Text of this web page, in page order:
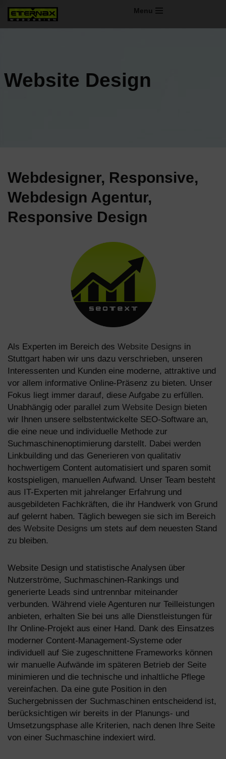
Zum
Menu
Website Design
Webdesigner, Responsive,
Webdesign Agentur,
Responsive Design
Als Experten im Bereich des Website Designs in
Stuttgart haben wir uns dazu verschrieben, unseren
Interessenten und Kunden eine moderne, attraktive und
vor allem informative Online-Präsenz zu bieten. Unser
Fokus liegt immer darauf, diese Aufgabe zu erfüllen.
Unabhängig oder parallel zum Website Design bieten
wir Ihnen unsere selbstentwickelte SEO-Software an,
die eine neue und individuelle Methode zur
Suchmaschinenoptimierung darstellt. Dabei werden
Linkbuilding und das Generieren von qualitativ
hochwertigem Content automatisiert und sparen somit
kostspieligen, manuellen Aufwand. Unser Team besteht
aus IT-Experten mit jahrelanger Erfahrung und
ausgebildeten Fachkräften, die ihr Handwerk von Grund
auf gelernt haben. Täglich bewegen sie sich im Bereich
des Website Designs um stets auf dem neuesten Stand
zu bleiben.
Website Design und statistische Analysen über
Nutzerströme, Suchmaschinen-Rankings und
generierte Leads sind untrennbar miteinander
verbunden. Während viele Agenturen nur Teilleistungen
anbieten, erhalten Sie bei uns alle Dienstleistungen für
Ihr Online-Projekt aus einer Hand. Dank des Einsatzes
moderner Content-Management-Systeme oder
individuell auf Sie zugeschnittene Frameworks können
wir manuelle Aufwände im späteren Betrieb der Seite
minimieren und die technische und inhaltliche Pflege
vereinfachen. Da eine gute Position in den
Suchergebnissen der Suchmaschinen entscheidend ist,
berücksichtigen wir bereits in der Planungs- und
Umsetzungsphase alle Kriterien, nach denen Ihre Seite
von einer Suchmaschine indexiert wird.